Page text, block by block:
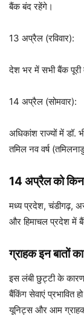
बैंक बंद रहेंगे।
13 अप्रैल (रविवार):
देश भर में सभी बैंक पूरी
14 अप्रैल (सोमवार):
अधिकांश राज्यों में
तमिल नव वर्ष
14 अप्रैल को
मध्य प्रदेश, चंडीगढ़,
और हिमाचल प्रदेश में
ग्राहक इन बातों
इस लंबी छुट्टी के
बैंकिंग सेवाएं प्रभावित
यूनिट्स और आम